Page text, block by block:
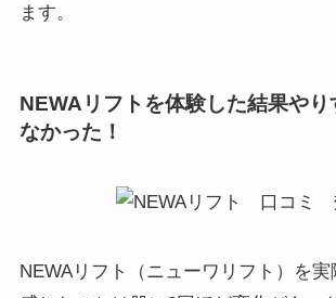
ます。
NEWAリフトを体験した結果やり
なかった！
NEWAリフト（ニューワリフト）を